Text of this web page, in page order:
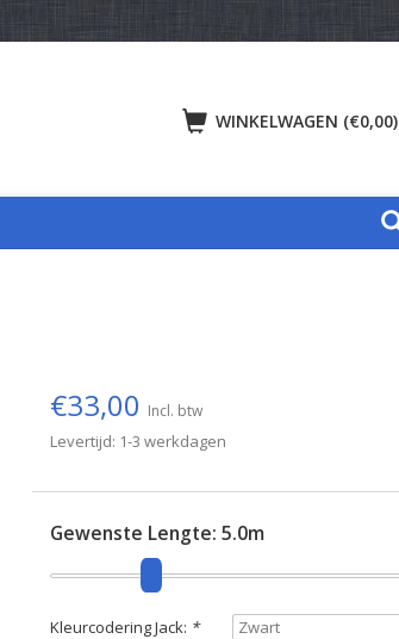
WINKELWAGEN (€0,00)
€33,00 Incl. btw
Levertijd: 1-3 werkdagen
Gewenste Lengte: 5.0m
Kleurcodering Jack: *